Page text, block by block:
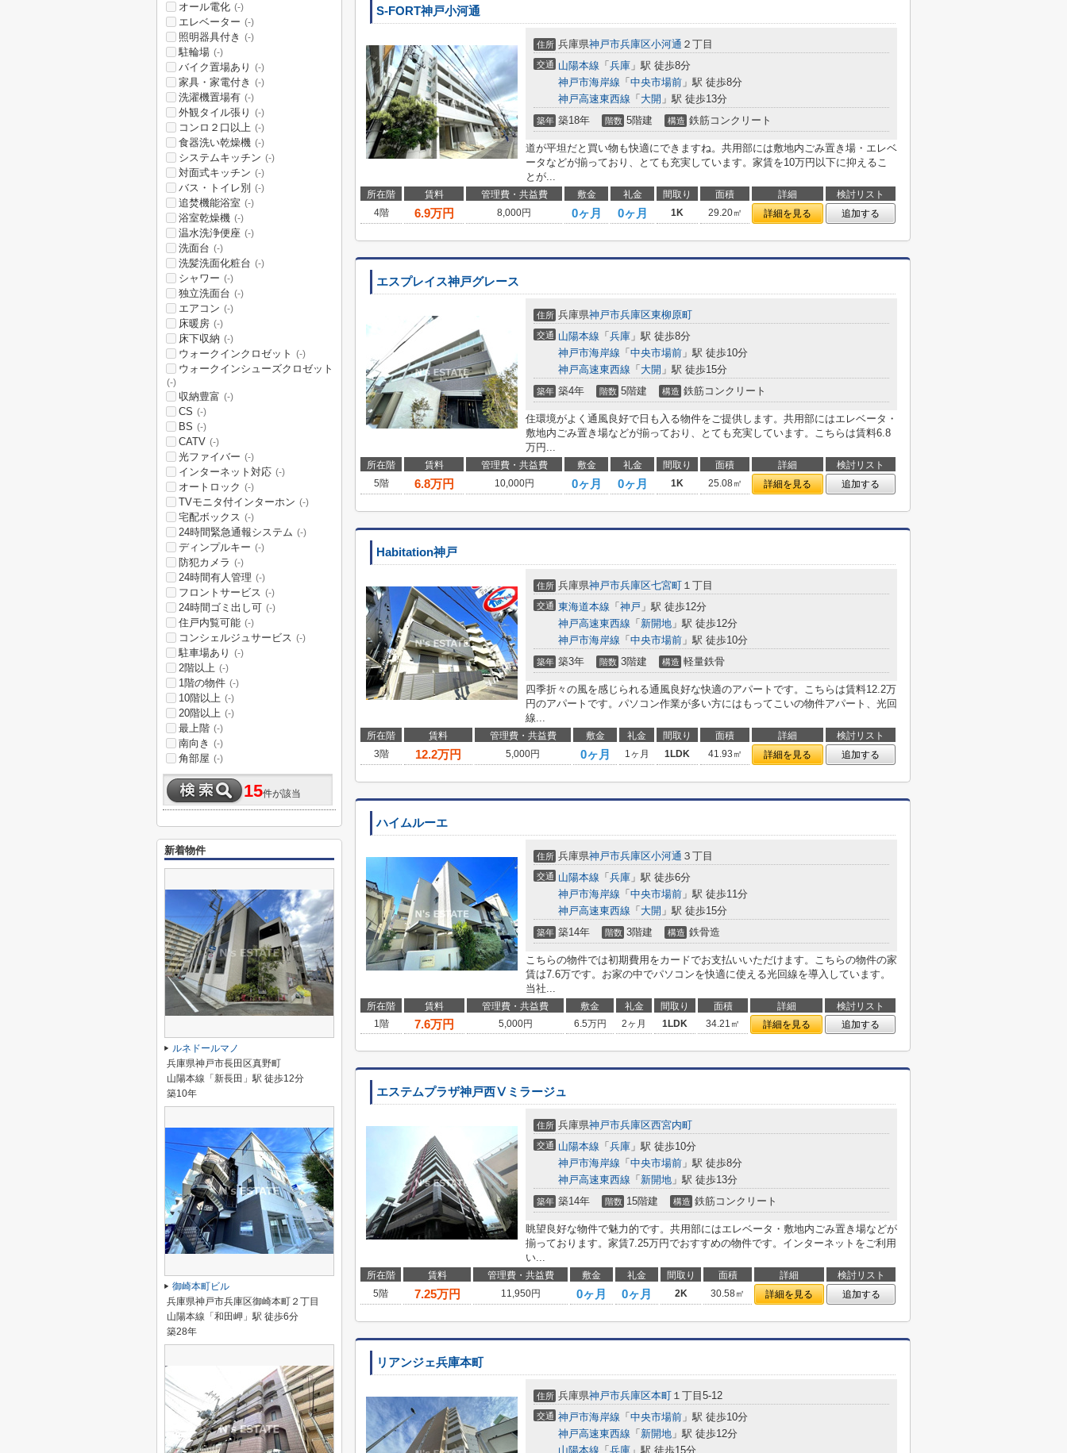
S-FORT神戸小河通
住所 兵庫県神戸市兵庫区小河通 ２丁目
交通 山陽本線 「 兵庫 」駅 徒歩8分
神戸市海岸線 「 中央市場前 」駅 徒歩8分
神戸高速東西線 「 大開 」駅 徒歩13分
築年 築18年 階数 5階建 構造 鉄筋コンクリート
道が平坦だと買い物も快適にできますね。共用部には敷地内ごみ置き場・エレベ
ータなどが揃っており、とても充実しています。家賃を10万円以下に抑えるこ
とが...
所在階 賃料 管理費・共益費 敷金 礼金 間取り 面積 詳細
検討リスト
4階
6.9万円 8,000円 0ヶ月 0ヶ月 1K 29.20㎡ 詳細を見る 追加する
エスプレイス神戸グレース
住所 兵庫県神戸市兵庫区東柳原町
交通 山陽本線 「 兵庫 」駅 徒歩8分
神戸市海岸線 「 中央市場前 」駅 徒歩10分
神戸高速東西線 「 大開 」駅 徒歩15分
築年 築4年 階数 5階建 構造 鉄筋コンクリート
住環境がよく通風良好で日も入る物件をご提供します。共用部にはエレベータ・
敷地内ごみ置き場などが揃っており、とても充実しています。こちらは賃料6.8
万円...
所在階 賃料 管理費・共益費 敷金 礼金 間取り 面積 詳細
検討リスト
5階
6.8万円 10,000円 0ヶ月 0ヶ月 1K 25.08㎡ 詳細を見る 追加する
Habitation神戸
住所 兵庫県神戸市兵庫区七宮町 １丁目
交通 東海道本線 「 神戸 」駅 徒歩12分
神戸高速東西線 「 新開地 」駅 徒歩12分
神戸市海岸線 「 中央市場前 」駅 徒歩10分
築年 築3年 階数 3階建 構造 軽量鉄骨
四季折々の風を感じられる通風良好な快適のアパートです。こちらは賃料12.2万
円のアパートです。パソコン作業が多い方にはもってこいの物件アパート、光回
線...
所在階 賃料 管理費・共益費 敷金 礼金 間取り 面積 詳細
検討リスト
3階
12.2万円 5,000円 0ヶ月 1ヶ月 1LDK 41.93㎡ 詳細を見る 追加する
ハイムルーエ
住所 兵庫県神戸市兵庫区小河通 ３丁目
交通 山陽本線 「 兵庫 」駅 徒歩6分
神戸市海岸線 「 中央市場前 」駅 徒歩11分
神戸高速東西線 「 大開 」駅 徒歩15分
築年 築14年 階数 3階建 構造 鉄骨造
こちらの物件では初期費用をカードでお支払いいただけます。こちらの物件の家
賃は7.6万です。お家の中でパソコンを快適に使える光回線を導入しています。
当社...
所在階 賃料 管理費・共益費 敷金 礼金 間取り 面積 詳細
検討リスト
1階
7.6万円 5,000円 6.5万円 2ヶ月 1LDK 34.21㎡ 詳細を見る 追加する
エステムプラザ神戸西Ⅴミラージュ
住所 兵庫県神戸市兵庫区西宮内町
交通 山陽本線 「 兵庫 」駅 徒歩10分
神戸市海岸線 「 中央市場前 」駅 徒歩8分
神戸高速東西線 「 新開地 」駅 徒歩13分
築年 築14年 階数 15階建 構造 鉄筋コンクリート
眺望良好な物件で魅力的です。共用部にはエレベータ・敷地内ごみ置き場などが
揃っております。家賃7.25万円でおすすめの物件です。インターネットをご利用
い...
所在階 賃料 管理費・共益費 敷金 礼金 間取り 面積 詳細
検討リスト
5階
7.25万円 11,950円 0ヶ月 0ヶ月 2K 30.58㎡ 詳細を見る 追加する
リアンジェ兵庫本町
住所 兵庫県神戸市兵庫区本町 １丁目5-12
交通 神戸市海岸線 「 中央市場前 」駅 徒歩10分
神戸高速東西線 「 新開地 」駅 徒歩12分
山陽本線 「 兵庫 」駅 徒歩15分
オール電化 (-)
エレベーター (-)
照明器具付き (-)
駐輪場 (-)
バイク置場あり (-)
家具・家電付き (-)
洗濯機置場有 (-)
外観タイル張り (-)
コンロ２口以上 (-)
食器洗い乾燥機 (-)
システムキッチン (-)
対面式キッチン (-)
バス・トイレ別 (-)
追焚機能浴室 (-)
浴室乾燥機 (-)
温水洗浄便座 (-)
洗面台 (-)
洗髪洗面化粧台 (-)
シャワー (-)
独立洗面台 (-)
エアコン (-)
床暖房 (-)
床下収納 (-)
ウォークインクロゼット (-)
ウォークインシューズクロゼット
(-)
収納豊富 (-)
CS (-)
BS (-)
CATV (-)
光ファイバー (-)
インターネット対応 (-)
オートロック (-)
TVモニタ付インターホン (-)
宅配ボックス (-)
24時間緊急通報システム (-)
ディンプルキー (-)
防犯カメラ (-)
24時間有人管理 (-)
フロントサービス (-)
24時間ゴミ出し可 (-)
住戸内覧可能 (-)
コンシェルジュサービス (-)
駐車場あり (-)
2階以上 (-)
1階の物件 (-)
10階以上 (-)
20階以上 (-)
最上階 (-)
南向き (-)
角部屋 (-)
15件が該当
新着物件
ルネドールマノ
兵庫県神戸市長田区真野町
山陽本線「新長田」駅 徒歩12分
築10年
御崎本町ビル
兵庫県神戸市兵庫区御崎本町２丁目
山陽本線「和田岬」駅 徒歩6分
築28年